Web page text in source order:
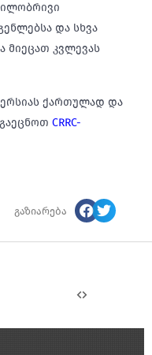
და სხვა
მიეცათ კვლევას
ქართულად და
CRRC-
გაზიარება